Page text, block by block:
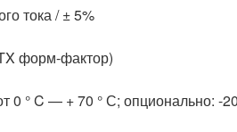
тока / ± 5%
форм-фактор)
0 ° C — + 70 ° С; опционально: -